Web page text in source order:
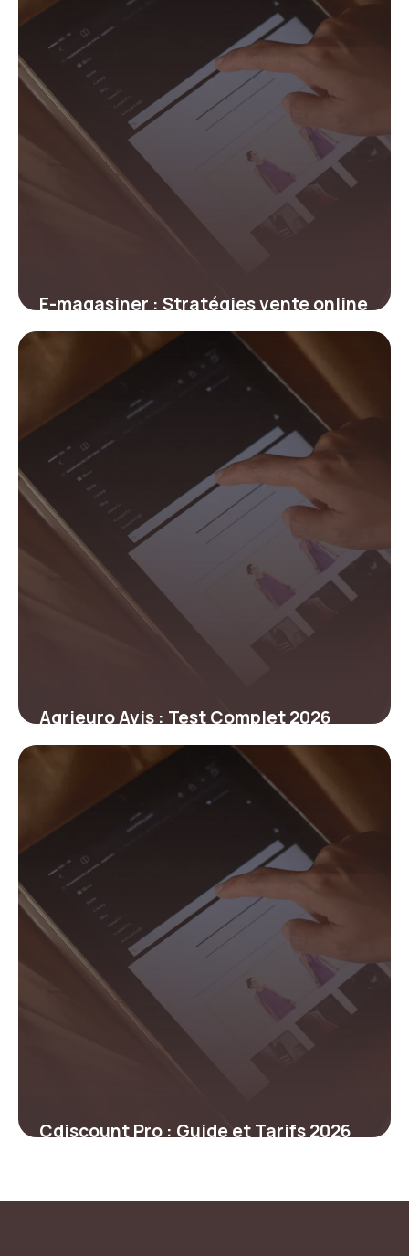
E-magasiner : Stratégies vente online
2026
Agrieuro Avis : Test Complet 2026
22 juin 2026
Cdiscount Pro : Guide et Tarifs 2026